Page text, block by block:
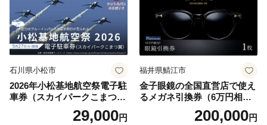
石川県小松市
2026年小松基地航空祭電子駐
車券（スカイパークこまつ
翼） 駐車場 シャトルバスの
りばすぐ 石川県 小松市
29,000円
福井県鯖江市
金子眼鏡の全国直営店で使え
るメガネ引換券（6万円相
当） Platinum200,000円